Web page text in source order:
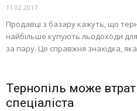
11.02.2017
Продавці з базару кажуть, що
найбільше купують льодоходи
за пару. Це справжня знахідка,
Тернопіль може
спеціаліста